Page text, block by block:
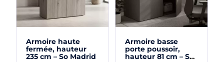
Armoire haute
fermée, hauteur
235 cm – So Madrid
Armoire basse
porte poussoir,
hauteur 81 cm – So